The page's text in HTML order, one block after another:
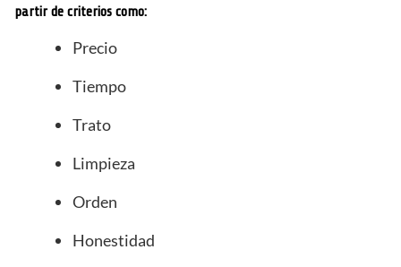
partir de criterios como:
Precio
Tiempo
Trato
Limpieza
Orden
Honestidad